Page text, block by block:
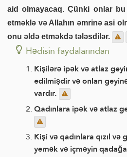
aid olmayacaq. Çünki onlar
etməklə və Allahın əmrinə asi
onu əldə etməkdə tələsdilər.
Hədisin faydalarından
Kişilərə ipək və atlaz
edilmişdir və onları
vardır.
Qadınlara ipək və atlaz
Kişi və qadınlara qızıl
yemək və içməyin